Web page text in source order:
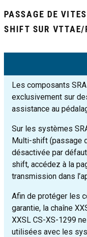
PASSAGE DE
SHIFT SUR VTTAE/
Les composants
exclusivement sur
assistance au
Sur les systèmes
Multi-shift (passage
désactivée par
shift, accédez à la
transmission dans
Afin de protéger les
garantie, la chaîne
XXSL CS-XS-1299
utilisées avec les